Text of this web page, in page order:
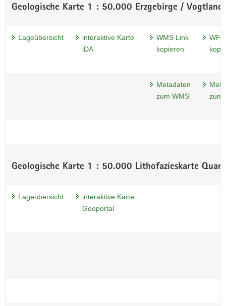
Geologische Karte 1 : 50.000 Erzgebirge / Vogtland
Lageübersicht
interaktive Karte
iDA
WMS Link
kopieren
Metadaten
zum WMS
zum
Geologische Karte 1 : 50.000 Lithofazieskarte
Lageübersicht
interaktive Karte
Geoportal